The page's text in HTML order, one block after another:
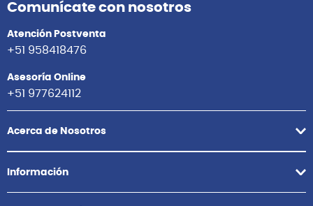
Comunícate con nosotros
Atención Postventa
+51 958418476
Asesoría Online
+51 977624112
Acerca de Nosotros
Información